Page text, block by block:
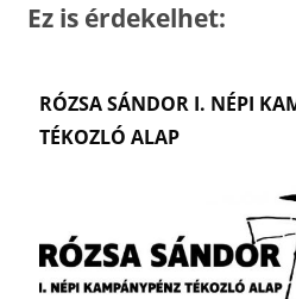
Ez is érdekelhet:
RÓZSA SÁNDOR I. NÉPI
TÉKOZLÓ ALAP